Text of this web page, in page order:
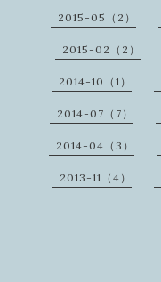
2015-05（2）
2015-02（2）
2014-10（1）
2014-07（7）
2014-04（3）
2013-11（4）